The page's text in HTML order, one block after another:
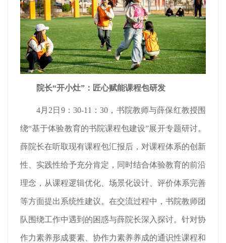
院长“开小灶” ：匠心赋能课程包研发
4月2日9：30-11：30，书院教师与薛保红教授围
绕“基于体验教育的书院课程包建设”展开专题研讨。
薛院长在听取现有课程包汇报后，对课程体系的创新
性、实践性给予充分肯定，同时结合体验教育的前沿
理念，从课程逻辑优化、场景化设计、评价体系完善
等方面提出系统性建议。在交流过程中，书院教师团
队围绕工作中遇到的困惑与薛院长深入探讨。针对协
作力素养形成要素、协作力素养养成的通识性课程和